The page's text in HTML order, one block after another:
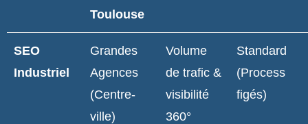
Toulouse
SEO
Industriel
Grandes
Agences
(Centre-
ville)
Volume
de trafic &
visibilité
360°
Standard
(Process
figés)